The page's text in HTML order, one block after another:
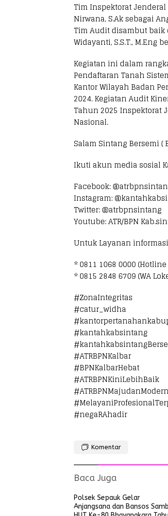
Tim Inspektorat Jenderal
Nirwana, S.Ak sebagai
Tim Audit disambut baik
Widayanti, S.S.T., M.Eng
Kegiatan ini dalam
Pendaftaran Tanah
Kantor Wilayah Badan
2024. Kegiatan Audit
Tahun 2025 Inspektorat
Nasional.
Salam Sintang Bersemi (
Ikuti akun media sosial
Facebook:
Instagram:
Twitter: @atrbpnsintang
Youtube: ATR/BPN
Untuk Layanan
* 0811 1068 0000
* 0815 2848 6709 (WA
#ZonaIntegritas
#catur_widha
#kantahkabsintang
#ATRBPNKalbar
#BPNKalbarHebat
#ATRBPNKiniLebihBaik
#ATRBPNMajudanModern
#negaRAhadir
Komentar
Baca Juga
Polsek Sepauk Gelar
Anjangsana dan Bansos